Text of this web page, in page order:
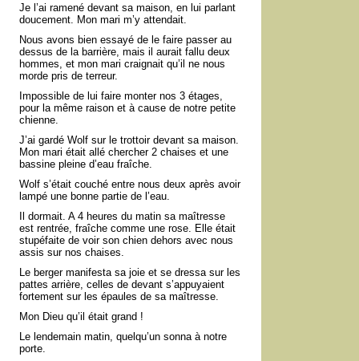
Je l’ai ramené devant sa maison, en lui parlant
doucement. Mon mari m’y attendait.
Nous avons bien essayé de le faire passer au
dessus de la barrière, mais il aurait fallu deux
hommes, et mon mari craignait qu’il ne nous
morde pris de terreur.
Impossible de lui faire monter nos 3 étages,
pour la même raison et à cause de notre petite
chienne.
J’ai gardé Wolf sur le trottoir devant sa maison.
Mon mari était allé chercher 2 chaises et une
bassine pleine d’eau fraîche.
Wolf s’était couché entre nous deux après avoir
lampé une bonne partie de l’eau.
Il dormait. A 4 heures du matin sa maîtresse
est rentrée, fraîche comme une rose. Elle était
stupéfaite de voir son chien dehors avec nous
assis sur nos chaises.
Le berger manifesta sa joie et se dressa sur les
pattes arrière, celles de devant s’appuyaient
fortement sur les épaules de sa maîtresse.
Mon Dieu qu’il était grand !
Le lendemain matin, quelqu’un sonna à notre
porte.